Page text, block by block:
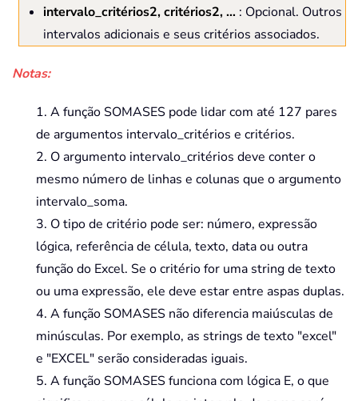
intervalo_critérios2, critérios2, … : Opcional. Outros
intervalos adicionais e seus critérios associados.
Notas:
1. A função SOMASES pode lidar com até 127 pares
de argumentos intervalo_critérios e critérios.
2. O argumento intervalo_critérios deve conter o
mesmo número de linhas e colunas que o argumento
intervalo_soma.
3. O tipo de critério pode ser: número, expressão
lógica, referência de célula, texto, data ou outra
função do Excel. Se o critério for uma string de texto
ou uma expressão, ele deve estar entre aspas duplas.
4. A função SOMASES não diferencia maiúsculas de
minúsculas. Por exemplo, as strings de texto "excel"
e "EXCEL" serão consideradas iguais.
5. A função SOMASES funciona com lógica E, o que